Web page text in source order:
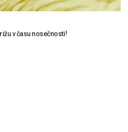
v času nosečnosti!